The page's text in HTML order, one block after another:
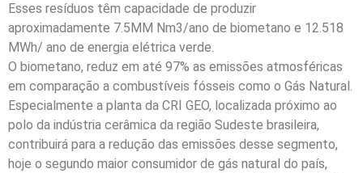
Esses resíduos têm capacidade de produzir
aproximadamente 7.5MM Nm3/ano de biometano e 12.518
MWh/ ano de energia elétrica verde.
O biometano, reduz em até 97% as emissões atmosféricas
em comparação a combustíveis fósseis como o Gás Natural.
Especialmente a planta da CRI GEO, localizada próximo ao
polo da indústria cerâmica da região Sudeste brasileira,
contribuirá para a redução das emissões desse segmento,
hoje o segundo maior consumidor de gás natural do país,